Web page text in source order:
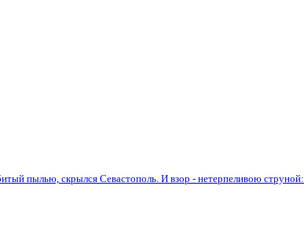
пылью, скрылся Севастополь. И взор - нетерпеливою